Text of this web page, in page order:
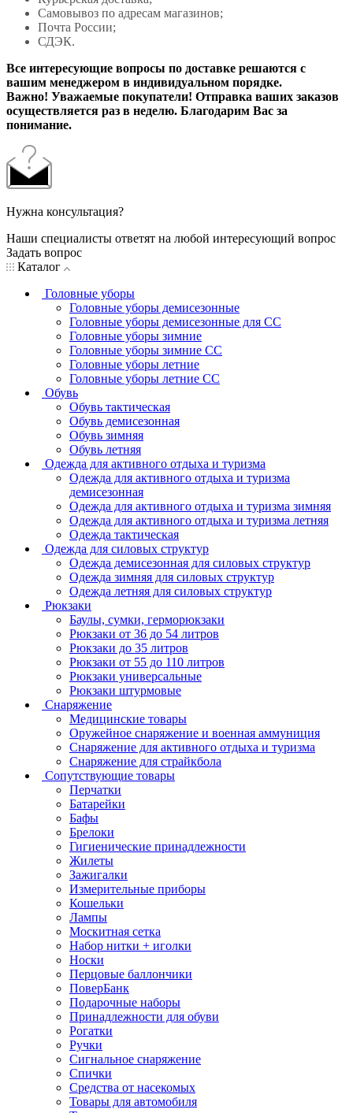
Самовывоз по адресам магазинов;
Почта России;
СДЭК.
Все интересующие вопросы по доставке решаются с
вашим менеджером в индивидуальном порядке.
Важно! Уважаемые покупатели! Отправка ваших заказов
осуществляется раз в неделю. Благодарим Вас за
понимание.
Нужна консультация?
Наши специалисты ответят на любой интересующий вопрос
Задать вопрос
Каталог
Головные уборы
Головные уборы демисезонные
Головные уборы демисезонные для СС
Головные уборы зимние
Головные уборы зимние СС
Головные уборы летние
Головные уборы летние СС
Обувь
Обувь тактическая
Обувь демисезонная
Обувь зимняя
Обувь летняя
Одежда для активного отдыха и туризма
Одежда для активного отдыха и туризма
демисезонная
Одежда для активного отдыха и туризма зимняя
Одежда для активного отдыха и туризма летняя
Одежда тактическая
Одежда для силовых структур
Одежда демисезонная для силовых структур
Одежда зимняя для силовых структур
Одежда летняя для силовых структур
Рюкзаки
Баулы, сумки, герморюкзаки
Рюкзаки от 36 до 54 литров
Рюкзаки до 35 литров
Рюкзаки от 55 до 110 литров
Рюкзаки универсальные
Рюкзаки штурмовые
Снаряжение
Медицинские товары
Оружейное снаряжение и военная аммуниция
Снаряжение для активного отдыха и туризма
Снаряжение для страйкбола
Сопутствующие товары
Перчатки
Батарейки
Бафы
Брелоки
Гигиенические принадлежности
Жилеты
Зажигалки
Измерительные приборы
Кошельки
Лампы
Москитная сетка
Набор нитки + иголки
Носки
Перцовые баллончики
ПоверБанк
Подарочные наборы
Принадлежности для обуви
Рогатки
Ручки
Сигнальное снаряжение
Спички
Средства от насекомых
Товары для автомобиля